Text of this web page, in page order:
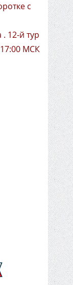
с
12-й тур
17:00 МСК